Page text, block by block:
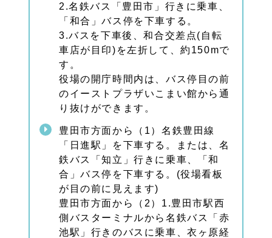
2.名鉄バス「豊田市」行きに乗車、
「和合」バス停を下車する。
3.バスを下車後、和合交差点(自転
車店が目印)を左折して、約150mで
す。
役場の開庁時間内は、バス停目の前
のイーストプラザいこまい館から通
り抜けができます。
豊田市方面から（1）名鉄豊田線
「日進駅」を下車する。または、名
鉄バス「知立」行きに乗車、「和
合」バス停を下車する。(役場看板
が目の前に見えます)
豊田市方面から（2）1.豊田市駅西
側バスターミナルから名鉄バス「赤
池駅」行きのバスに乗車、衣ヶ原経